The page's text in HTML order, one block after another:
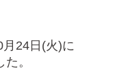
24日(火)に
。